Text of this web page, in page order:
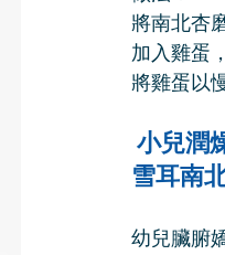
將南北杏
加入雞蛋
將雞蛋以
小兒潤
雪耳南
幼兒臟腑